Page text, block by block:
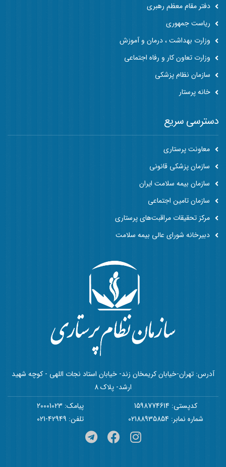
دفتر مقام معظم رهبری
ریاست جمهوری
وزارت بهداشت ، درمان و آموزش
وزارت تعاون کار و رفاه اجتماعی
سازمان نظام پزشکی
خانه پرستار
آدرس: تهران-خیابان کریمخان زند- خیابان استاد نجات اللهی - کوچه شهید
ارشد- پلاک 8
کدپستی: 1598774614
پیامک: 20001023
شماره نمابر: 02188935854
تلفن: 42949-021
دسترسی سریع
معاونت پرستاری
سازمان پزشکی قانونی
سازمان بیمه سلامت ایران
سازمان تامین اجتماعی
مرکز تحقیقات مراقبت‌های پرستاری
دبیرخانه شورای عالی بیمه سلامت